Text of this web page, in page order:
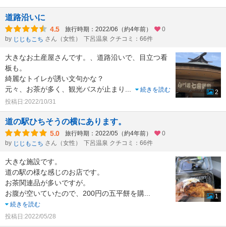
道路沿いに
4.5 旅行時期：2022/06（約4年前）
0
by じじもこち さん（女性） 下呂温泉 クチコミ：66件
大きなお土産屋さんです。、道路沿いで、目立つ看
板も。
綺麗なトイレが誘い文句かな？
元々、お茶が多く、観光バスが止まり ...
続きを読む
投稿日:2022/10/31
2
道の駅ひちそうの横にあります。
5.0 旅行時期：2022/05（約4年前）
0
by じじもこち さん（女性） 下呂温泉 クチコミ：66件
大きな施設です。
道の駅の様な感じのお店です。
お茶関連品が多いですが。
お腹が空いていたので、200円の五平餅を購...
続きを読む
投稿日:2022/05/28
1